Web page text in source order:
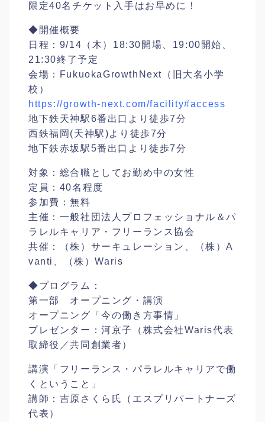
限定40名チケット入手はお早めに！
◆開催概要
日程：9/14（木）18:30開場、19:00開始、
21:30終 了予定
会場：FukuokaGrowthNext（旧大名小学
校）
https://growth-next.com/facility#access
地下鉄天神駅6番出口より徒歩7分
西鉄福岡(天神駅)より徒歩7分
地下鉄赤坂駅5番出口より徒歩7分
対象：総合職としてお勤め中の女性
定員：40名程度
参加費：無料
主催：一般社団法人プロフェッショナル＆パ
ラレルキャリ ア・フリーランス協会
共催：（株）サーキュレーション、（株）A
vanti、
（株）Waris
◆プログラム：
第一部 オープニング・講演
オープニング「今の働き方事情」
プレゼンター：河京子（株式会社Waris代表
取締役／共同創業者）
講演「フリーランス・パラレルキャリアで働
くということ
」
講師：吉原さくら氏（エスプリパートナーズ
代表）